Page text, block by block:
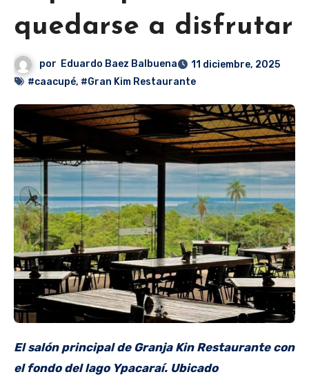
quedarse a disfrutar
por Eduardo Baez Balbuena
11 diciembre, 2025
#caacupé, #Gran Kim Restaurante
El salón principal de Granja Kin Restaurante con
el fondo del lago Ypacaraí. Ubicado